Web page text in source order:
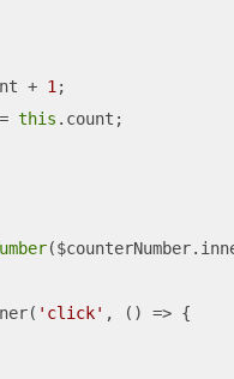
+ 1 ;
this .count;
'click' , () => {